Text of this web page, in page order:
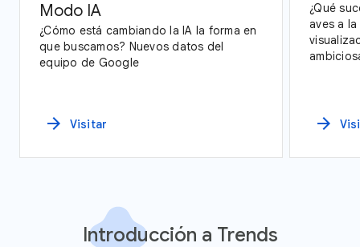
Modo IA
¿Cómo está cambiando la IA la forma en
que buscamos? Nuevos datos del
equipo de Google
arrow_forward Visitar
¿Qué
aves a
arrow_forward
Introducción a Trends